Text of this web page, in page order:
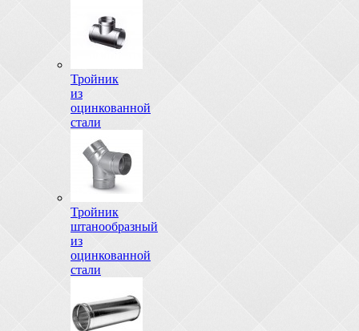
Тройник
из
оцинкованной
стали
Тройник
штанообразный
из
оцинкованной
стали